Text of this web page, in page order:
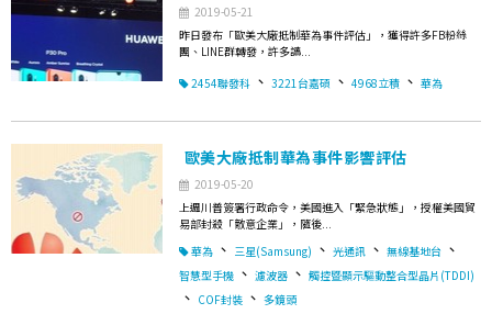
2019-05-21
昨日發布「歐美大廠抵制華為事件評估」，獲得許多FB粉絲
團、LINE群轉發，許多讀...
2454聯發科 、 3221台嘉碩 、 4968立積 、 華為
歐美大廠抵制華為事件影響評估
2019-05-20
上週川普簽署行政命令，美國進入「緊急狀態」，授權美國貿
易部封殺「敵意企業」，隨後...
華為 、 三星(Samsung) 、 光通訊 、 無線基地台 、
智慧型手機 、 濾波器 、 觸控暨顯示驅動整合型晶片(TDDI)
、 COF封裝 、 多鏡頭